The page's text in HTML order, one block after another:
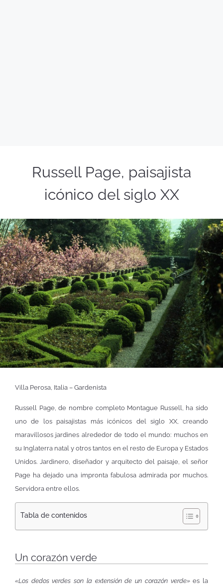
Russell Page, paisajista
icónico del siglo XX
Villa Perosa, Italia – Gardenista
Russell Page, de nombre completo Montague Russell, ha sido
uno de los paisajistas más icónicos del siglo XX, creando
maravillosos jardines alrededor de todo el mundo: muchos en
su Inglaterra natal y otros tantos en el resto de Europa y Estados
Unidos. Jardinero, diseñador y arquitecto del paisaje, el señor
Page ha dejado una impronta fabulosa admirada por muchos.
Servidora entre ellos.
Tabla de contenidos
Un corazón verde
«Los dedos verdes son la extensión de un corazón verde»es la